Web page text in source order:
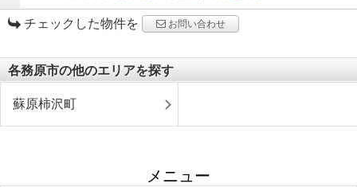
チェックした物件を お問い合わせ
各務原市の他のエリアを探す
蘇原柿沢町
メニュー